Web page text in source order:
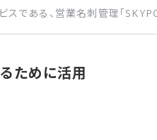
である、営業名刺管理「
なんて使ったことがない」「
ために​活用